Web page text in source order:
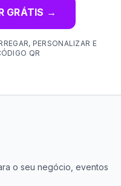
GRÁTIS →
PERSONALIZAR E
QR
o seu negócio, eventos